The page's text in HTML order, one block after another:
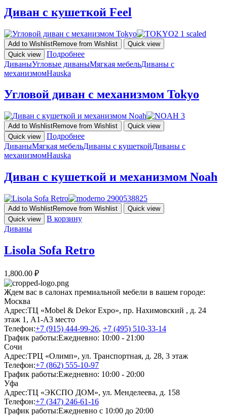
Диван с кушеткой Feel
Add to WishlistRemove from Wishlist
Quick view
Quick view
Подробнее
ДиваныУгловые диваныМягкая мебельДиваны с
механизмомHauska
Угловой диван с механизмом Tokyo
Add to WishlistRemove from Wishlist
Quick view
Quick view
Подробнее
ДиваныМягкая мебельДиваны с кушеткойДиваны с
механизмомHauska
Диван с кушеткой и механизмом Noah
Add to WishlistRemove from Wishlist
Quick view
Quick view
В корзину
Диваны
Lisola Sofa Retro
1,800.00 ₽
Ждем вас в салонах премиальной мебели в вашем городе:
Москва
Адрес:ТЦ «Mobel & Dekor Expo», пр. Нахимовский , д. 24
этаж 1, А1-А3 место
Телефон:+7 (915) 444-99-26, +7 (495) 510-33-14
График работы:Ежедневно: 10:00 - 21:00
Сочи
Адрес:ТРЦ «Олимп», ул. Транспортная, д. 28, 3 этаж
Телефон:+7 (862) 555-10-97
График работы:Ежедневно: 10:00 - 20:00
Уфа
Адрес:ТЦ «ЭКСПО ДОМ», ул. Менделеева, д. 158
Телефон:+7 (347) 246-61-16
График работы:Ежедневно с 10:00 до 20:00